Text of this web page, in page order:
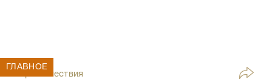
Происшествия
ГЛАВНОЕ